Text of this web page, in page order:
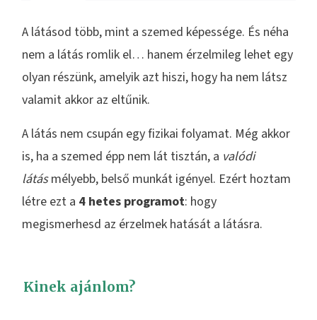
A látásod több, mint a szemed képessége. És néha
nem a látás romlik el… hanem érzelmileg lehet egy
olyan részünk, amelyik azt hiszi, hogy ha nem látsz
valamit akkor az eltűnik.
A látás nem csupán egy fizikai folyamat. Még akkor
is, ha a szemed épp nem lát tisztán, a valódi
látásmélyebb, belső munkát igényel. Ezért hoztam
létre ezt a 4 hetes programot: hogy
megismerhesd az érzelmek hatását a látásra.
Kinek ajánlom?